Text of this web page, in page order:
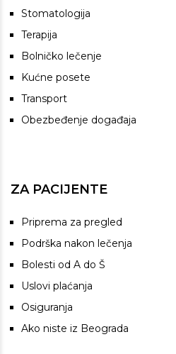
Stomatologija
Terapija
Bolničko lečenje
Kućne posete
Transport
Obezbeđenje događaja
ZA PACIJENTE
Priprema za pregled
Podrška nakon lečenja
Bolesti od A do Š
Uslovi plaćanja
Osiguranja
Ako niste iz Beograda